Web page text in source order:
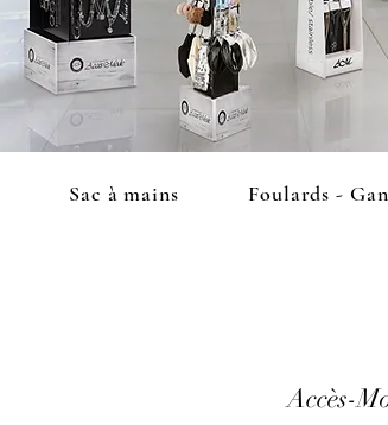
Sac à mains Foulards -
Accès-